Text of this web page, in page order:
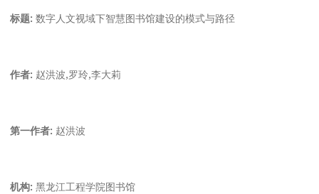
标题: 数字人文视域下智慧图书馆建设的模式与路径
作者: 赵洪波,罗玲,李大莉
第一作者: 赵洪波
机构: 黑龙江工程学院图书馆